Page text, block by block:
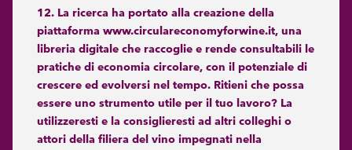
12. La ricerca ha portato alla creazione della
piattaforma www.circulareconomyforwine.it, una
libreria digitale che raccoglie e rende consultabili le
pratiche di economia circolare, con il potenziale di
crescere ed evolversi nel tempo. Ritieni che possa
essere uno strumento utile per il tuo lavoro? La
utilizzeresti e la consiglieresti ad altri colleghi o
attori della filiera del vino impegnati nella